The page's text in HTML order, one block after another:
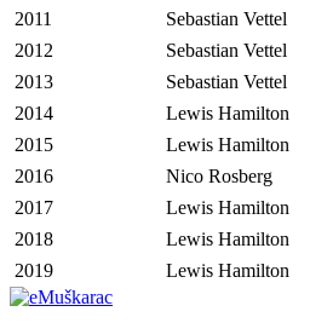
2011
Sebastian Vettel
2012
Sebastian Vettel
2013
Sebastian Vettel
2014
Lewis Hamilton
2015
Lewis Hamilton
2016
Nico Rosberg
2017
Lewis Hamilton
2018
Lewis Hamilton
2019
Lewis Hamilton